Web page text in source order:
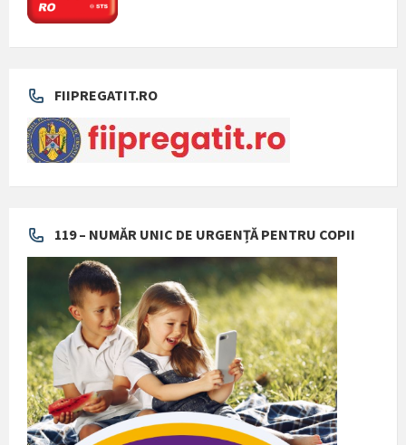
FIIPREGATIT.RO
119 – NUMĂR UNIC DE URGENȚĂ PENTRU COPII